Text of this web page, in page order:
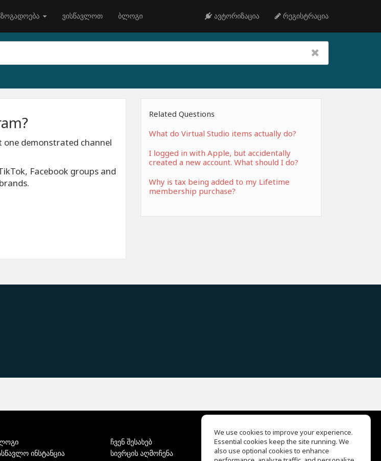
ვისწავლოთ ბლოგი ავტორიზაცია რეგისტრაცია
demonstrated channel
Facebook groups and
Related Questions
What do Virtual Studio items actually do?
I logged in with Apple, but accidentally
created a new account. What should I do?
Why is tax being added to my Lifetime
membership purchase?
ინსტანცია
ჩვენ შესახებ
სივრცის აღმოჩენა
EQ Ear Training
Drum Machine
We use cookies to improve your experience.
Essential cookies keep the site running. We
also use optional cookies to enhance